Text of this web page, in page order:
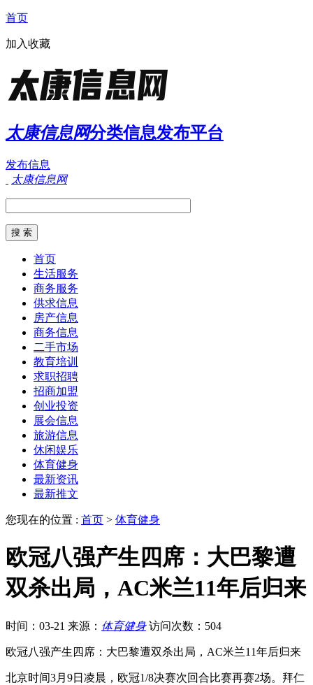
首页
加入收藏
太康信息网分类信息发布平台
发布信息
太康信息网
首页
生活服务
商务服务
供求信息
房产信息
商务信息
二手市场
教育培训
求职招聘
招商加盟
创业投资
展会信息
旅游信息
休闲娱乐
体育健身
最新资讯
最新推文
您现在的位置 : 首页 > 体育健身
欧冠八强产生四席：大巴黎遭
双杀出局，AC米兰11年后归来
时间：03-21 来源： 体育健身 访问次数：504
欧冠八强产生四席：大巴黎遭双杀出局，AC米兰11年后归来
北京时间3月9日凌晨，欧冠1/8决赛次回合比赛再赛2场。拜仁